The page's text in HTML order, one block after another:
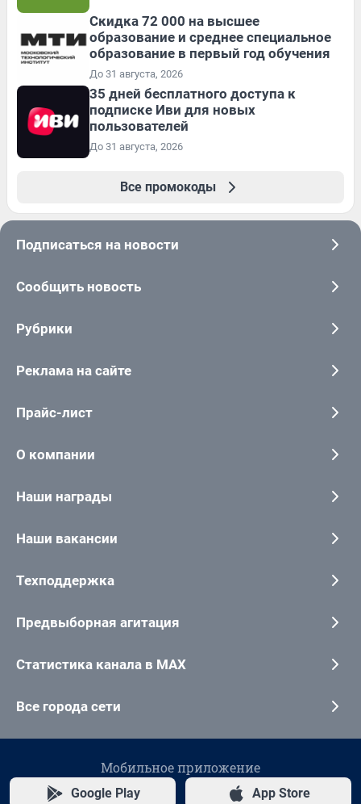
Скидка 72 000 на высшее
образование и среднее специальное
образование в первый год обучения
До 31 августа, 2026
35 дней бесплатного доступа к
подписке Иви для новых
пользователей
До 31 августа, 2026
Все промокоды
Подписаться на новости
Сообщить новость
Рубрики
Реклама на сайте
Прайс-лист
О компании
Наши награды
Наши вакансии
Техподдержка
Предвыборная агитация
Статистика канала в MAX
Все города сети
Мобильное приложение
Google Play App Store